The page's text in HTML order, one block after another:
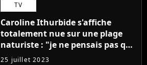
TV
Caroline Ithurbide s'affiche
totalement nue sur une plage
naturiste : "je ne pensais pas que
j'arriverais à le faire..."
25 juillet 2023